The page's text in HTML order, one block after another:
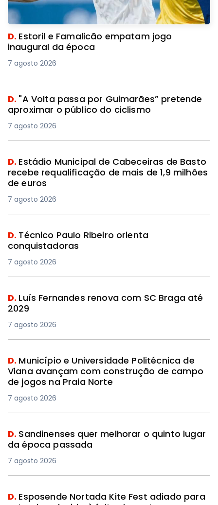
D. Estoril e Famalicão empatam jogo
inaugural da época
7 agosto 2026
D. "A Volta passa por Guimarães” pretende
aproximar o público do ciclismo
7 agosto 2026
D. Estádio Municipal de Cabeceiras de Basto
recebe requalificação de mais de 1,9 milhões
de euros
7 agosto 2026
D. Técnico Paulo Ribeiro orienta
conquistadoras
7 agosto 2026
D. Luís Fernandes renova com SC Braga até
2029
7 agosto 2026
D. Município e Universidade Politécnica de
Viana avançam com construção de campo
de jogos na Praia Norte
7 agosto 2026
D. Sandinenses quer melhorar o quinto lugar
da época passada
7 agosto 2026
D. Esposende Nortada Kite Fest adiado para